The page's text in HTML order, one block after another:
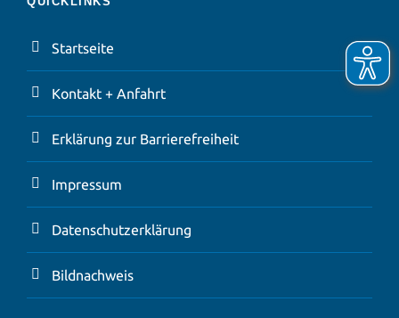
Startseite
Kontakt + Anfahrt
Erklärung zur Barrierefreiheit
Impressum
Datenschutzerklärung
Bildnachweis